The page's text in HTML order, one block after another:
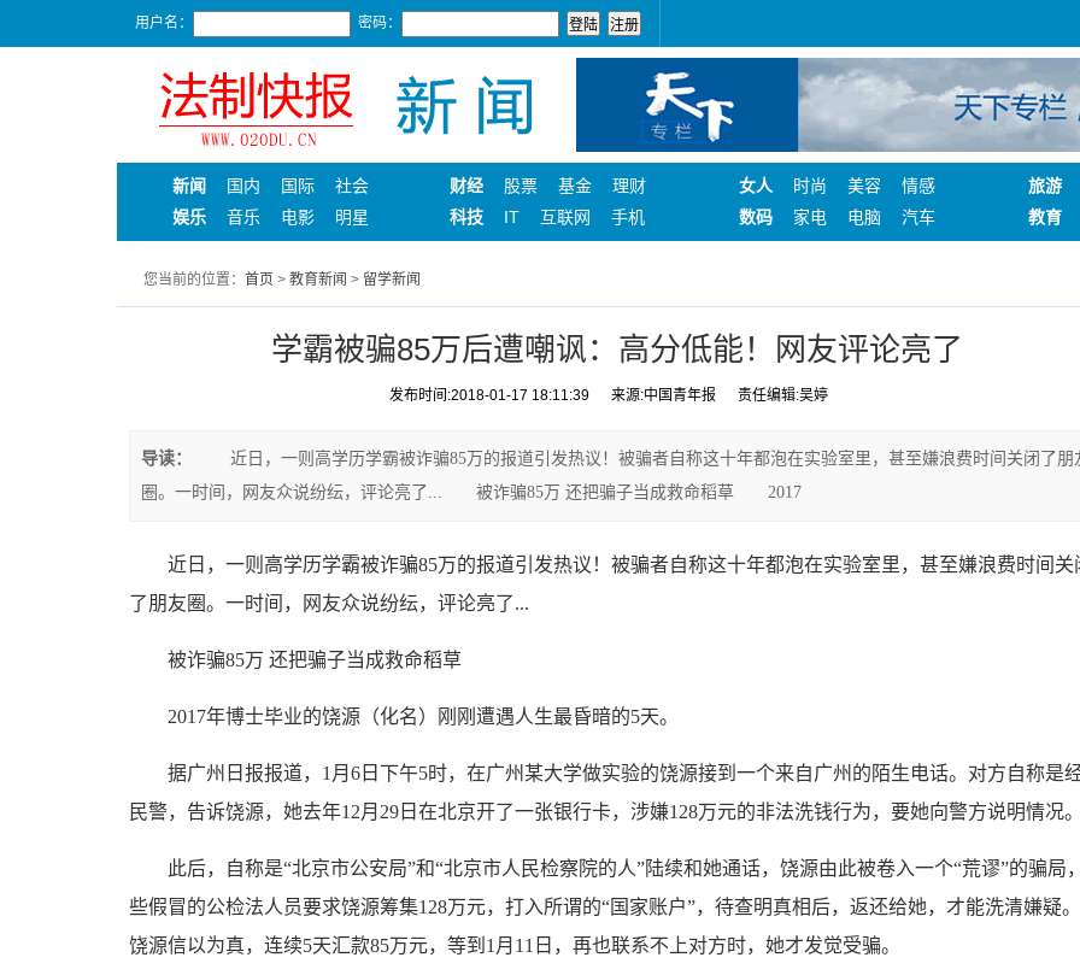
用户名： 密码：
新闻 国内 国际
社会
娱乐
音乐 电影 明星
财经 股票 基金
理财
科技
IT 互联网 手机
女人 时尚 美容
情感
数码
家电 电脑 汽车
旅游
教育
您当前的位置： 首页 > 教育新闻 > 留学新闻
学霸被骗85万后遭嘲讽：高分低能！网友评论亮了
发布时间:2018-01-17 18:11:39 来源:中国青年报 责任编辑:吴婷
导读：
近日，一则高学历学霸被诈骗85万的报道引发热议！被骗者自称这十年都泡在实验室里，甚至嫌浪费时间关闭了朋
圈。一时间，网友众说纷纭，评论亮了... 被诈骗85万 还把骗子当成救命稻草 2017
近日，一则高学历学霸被诈骗85万的报道引发热议！被骗者自称这十年都泡在实验室里，甚至嫌浪费时间关
了朋友圈。一时间，网友众说纷纭，评论亮了...
被诈骗85万 还把骗子当成救命稻草
2017年博士毕业的饶源（化名）刚刚遭遇人生最昏暗的5天。
据广州日报报道，1月6日下午5时，在广州某大学做实验的饶源接到一个来自广州的陌生电话。对方自称是
民警，告诉饶源，她去年12月29日在北京开了一张银行卡，涉嫌128万元的非法洗钱行为，要她向警方说明情况
此后，自称是“北京市公安局”和“北京市人民检察院的人”陆续和她通话，饶源由此被卷入一个“荒谬”的骗局
些假冒的公检法人员要求饶源筹集128万元，打入所谓的“国家账户”，待查明真相后，返还给她，才能洗清嫌疑
饶源信以为真，连续5天汇款85万元，等到1月11日，再也联系不上对方时，她才发觉受骗。